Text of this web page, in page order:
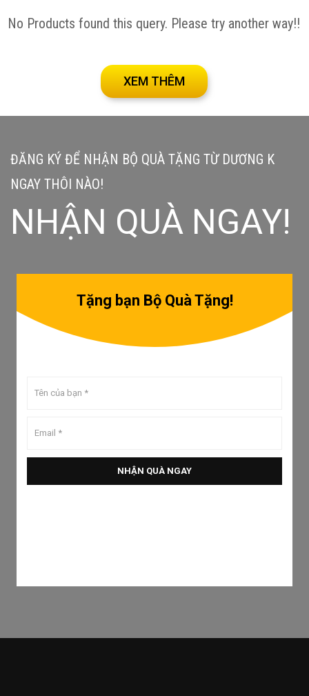
No Products found this query. Please try another way!!
XEM THÊM
ĐĂNG KÝ ĐỂ NHẬN BỘ QUÀ TẶNG TỪ DƯƠNG K
NGAY THÔI NÀO!
NHẬN QUÀ NGAY!
Tặng bạn Bộ Quà Tặng!